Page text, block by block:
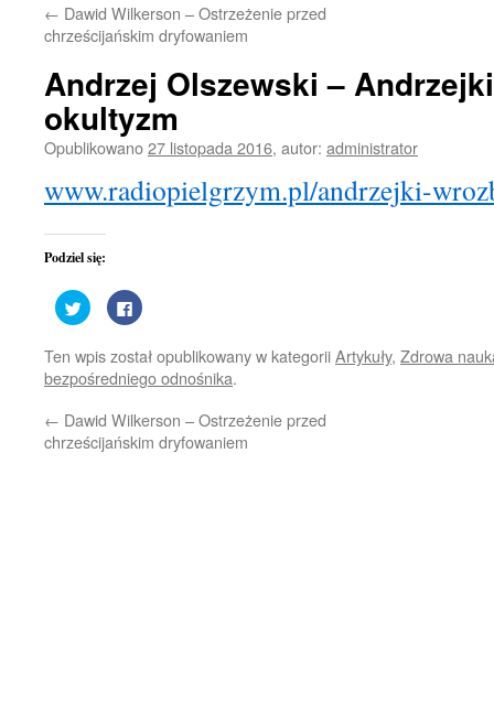
treści
← Dawid Wilkerson – Ostrzeżenie przed
chrześcijańskim dryfowaniem
Andrzej Olszewski –
okultyzm
Opublikowano27 listopada 2016, autor: administrator
www.radiopielgrzym.pl/andrzejki-
Podziel się:
Udostępnij
na
Twitterze(Otwiera
w
nowym
oknie)
Kliknij,
aby
Facebooku(Otwiera
w
Ten wpis został opublikowany w kategoriiArtykuły, Zdrowa
bezpośredniego odnośnika.
← Dawid Wilkerson – Ostrzeżenie przed
chrześcijańskim dryfowaniem